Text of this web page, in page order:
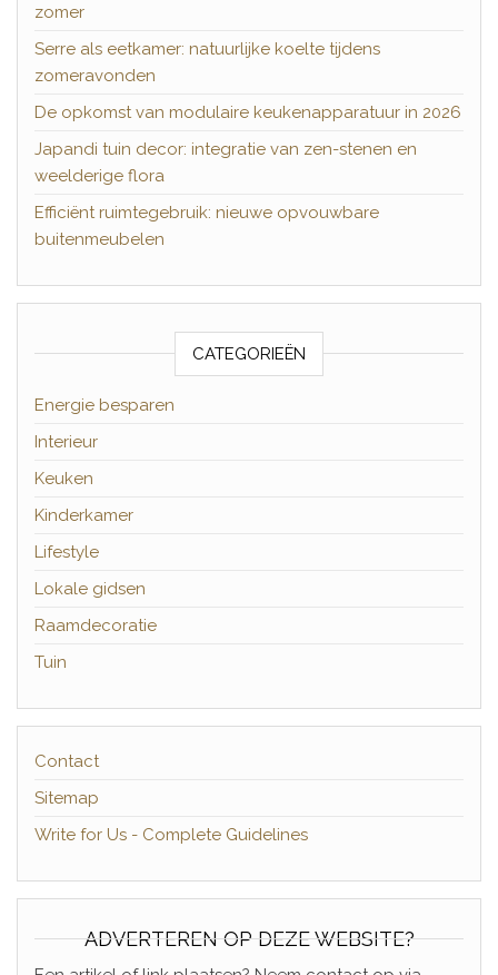
zomer
Serre als eetkamer: natuurlijke koelte tijdens
zomeravonden
De opkomst van modulaire keukenapparatuur in 2026
Japandi tuin decor: integratie van zen-stenen en
weelderige flora
Efficiënt ruimtegebruik: nieuwe opvouwbare
buitenmeubelen
CATEGORIEËN
Energie besparen
Interieur
Keuken
Kinderkamer
Lifestyle
Lokale gidsen
Raamdecoratie
Tuin
Contact
Sitemap
Write for Us - Complete Guidelines
ADVERTEREN OP DEZE WEBSITE?